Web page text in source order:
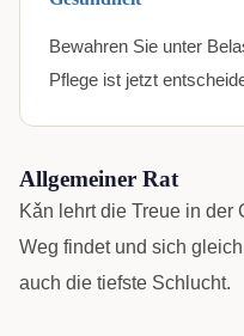
Bewahren Sie unter
Pflege ist jetzt
Allgemeiner Rat
Kǎn lehrt die Treue in der
Weg findet und sich
auch die tiefste Schlucht.